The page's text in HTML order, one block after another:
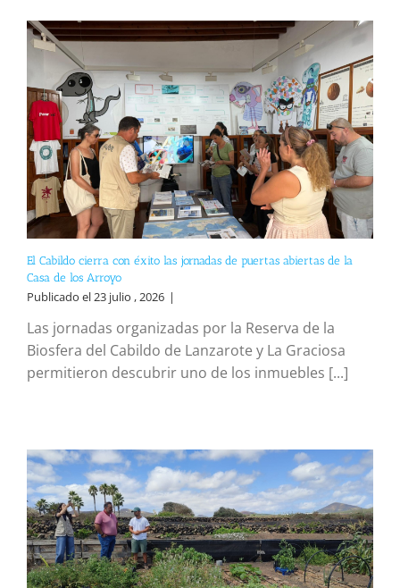
El Cabildo cierra con éxito las jornadas de puertas abiertas de la
Casa de los Arroyo
Publicado el 23 julio , 2026 |
Las jornadas organizadas por la Reserva de la
Biosfera del Cabildo de Lanzarote y La Graciosa
permitieron descubrir uno de los inmuebles [...]